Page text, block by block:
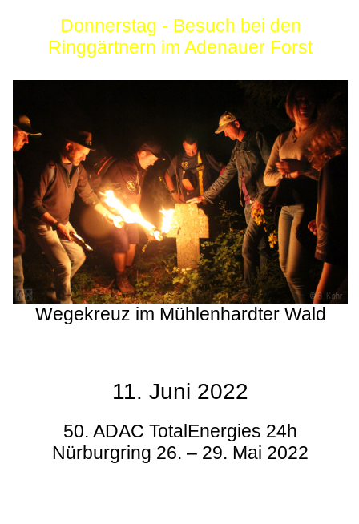
Donnerstag - Besuch bei den
Ringgärtnern im Adenauer Forst
Wegekreuz im Mühlenhardter Wald
11. Juni 2022
50. ADAC TotalEnergies 24h
Nürburgring 26. – 29. Mai 2022